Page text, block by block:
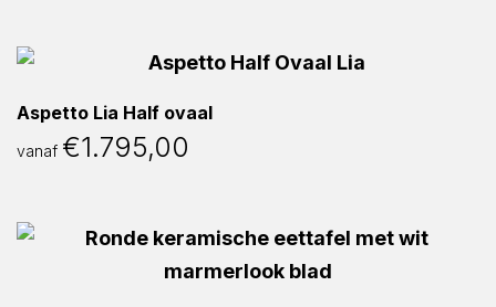
Aspetto Lia Half ovaal
vanaf €1.795,00